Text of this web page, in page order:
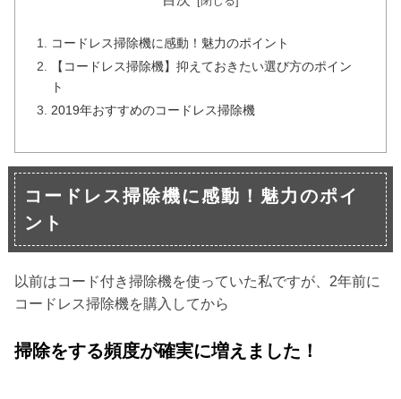
コードレス掃除機に感動！魅力のポイント
【コードレス掃除機】抑えておきたい選び方のポイン
ト
2019年おすすめのコードレス掃除機
コードレス掃除機に感動！魅力のポイ
ント
以前はコード付き掃除機を使っていた私ですが、2年前に
コードレス掃除機を購入してから
掃除をする頻度が確実に増えました！